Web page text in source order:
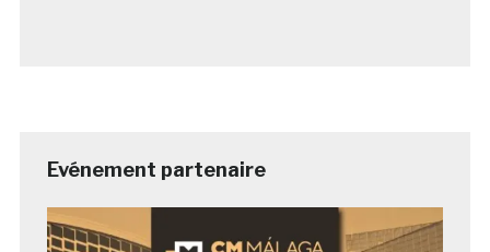
Evénement partenaire